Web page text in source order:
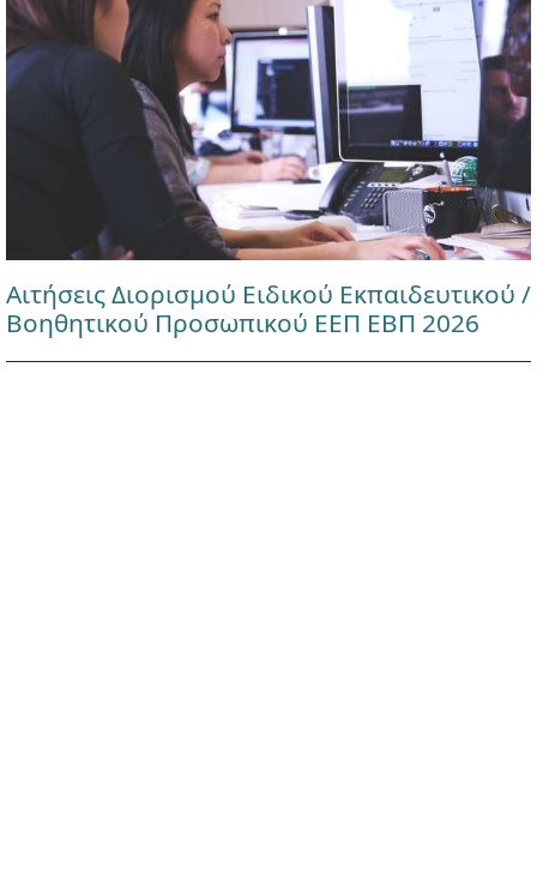
Αιτήσεις Διορισμού Ειδικού Εκπαιδευτικού /
Βοηθητικού Προσωπικού ΕΕΠ ΕΒΠ 2026